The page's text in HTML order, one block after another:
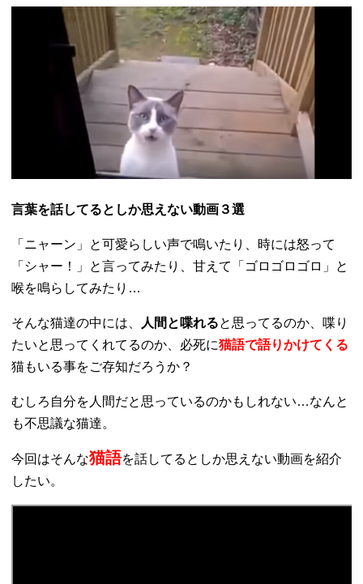
言葉を話してるとしか思えない動画３選
「ニャーン」と可愛らしい声で鳴いたり、時には怒って
「シャー！」と言ってみたり、甘えて「ゴロゴロゴロ」と
喉を鳴らしてみたり…
そんな猫達の中には、 人間と喋れると思ってるのか、喋り
たいと思ってくれてるのか、必死に猫語で語りかけてくる
猫もいる事をご存知だろうか？
むしろ自分を人間だと思っているのかもしれない…なんと
も不思議な猫達。
今回はそんな猫語を話してるとしか思えない動画を紹介
したい。